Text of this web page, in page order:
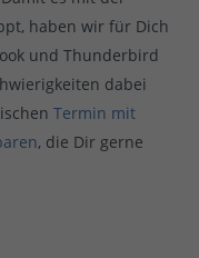
haben wir für Dich
und Thunderbird
dabei
Termin mit
, die Dir gerne